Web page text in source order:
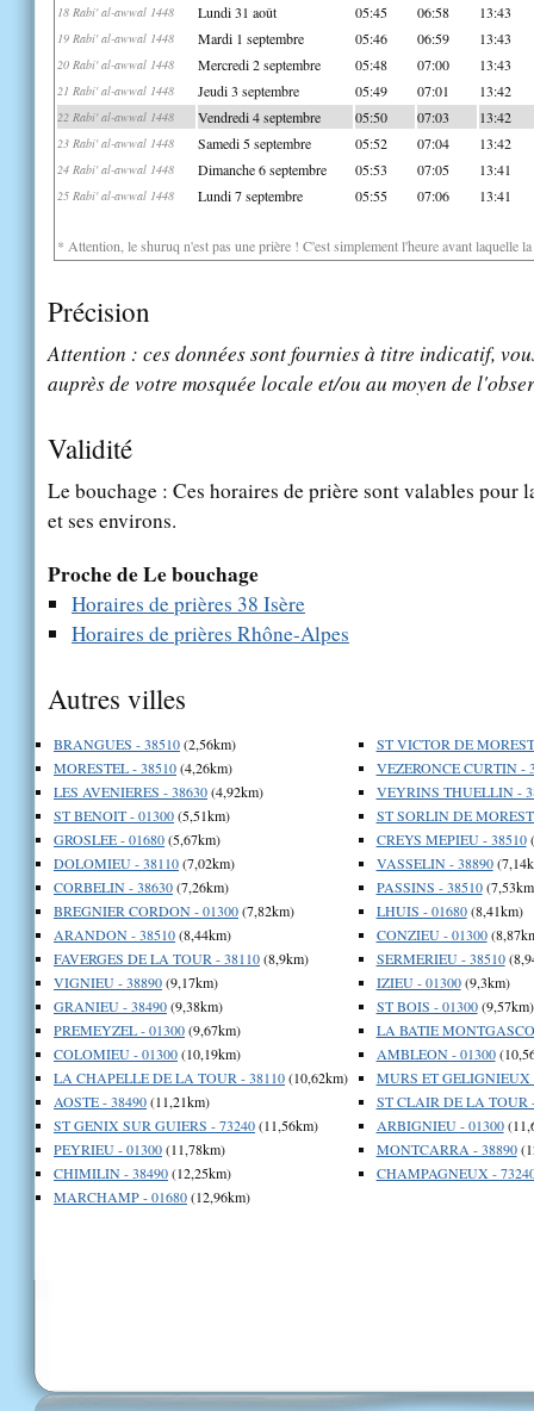
18 Rabi' al-awwal 1448 Lundi 31 août 05:45 06:58 13:43
19 Rabi' al-awwal 1448 Mardi 1 septembre 05:46 06:59 13:43
20 Rabi' al-awwal 1448 Mercredi 2 septembre 05:48 07:00 13:43
21 Rabi' al-awwal 1448 Jeudi 3 septembre 05:49 07:01 13:42
22 Rabi' al-awwal 1448 Vendredi 4 septembre 05:50 07:03 13:42
23 Rabi' al-awwal 1448 Samedi 5 septembre 05:52 07:04 13:42
24 Rabi' al-awwal 1448 Dimanche 6 septembre 05:53 07:05 13:41
25 Rabi' al-awwal 1448 Lundi 7 septembre 05:55 07:06 13:41
* Attention, le shuruq n'est pas une prière ! C'est simplement l'heure avant laquelle
Précision
Attention : ces données sont fournies à titre indicatif,
auprès de votre mosquée locale et/ou au moyen de
Validité
Le bouchage : Ces horaires de prière sont valables pour
et ses environs.
Proche de Le bouchage
Horaires de prières 38 Isère
Horaires de prières Rhône-Alpes
Autres villes
BRANGUES - 38510(2,56km)
MORESTEL - 38510(4,26km)
LES AVENIERES - 38630(4,92km)
ST BENOIT - 01300(5,51km)
GROSLEE - 01680(5,67km)
DOLOMIEU - 38110(7,02km)
CORBELIN - 38630(7,26km)
BREGNIER CORDON - 01300(7,82km)
ARANDON - 38510(8,44km)
FAVERGES DE LA TOUR - 38110(8,9km)
VIGNIEU - 38890(9,17km)
GRANIEU - 38490(9,38km)
PREMEYZEL - 01300(9,67km)
COLOMIEU - 01300(10,19km)
LA CHAPELLE DE LA TOUR - 38110(10,62km)
AOSTE - 38490(11,21km)
ST GENIX SUR GUIERS - 73240(11,56km)
PEYRIEU - 01300(11,78km)
CHIMILIN - 38490(12,25km)
MARCHAMP - 01680(12,96km)
ST VICTOR DE
VEZERONCE CURTIN -
VEYRINS THUELLIN -
ST SORLIN DE
CREYS MEPIEU - 38510
VASSELIN - 38890
PASSINS - 38510
LHUIS - 01680(8,41km)
CONZIEU - 01300
SERMERIEU - 38510
IZIEU - 01300(9,3km)
ST BOIS - 01300(9,57km)
LA BATIE
AMBLEON - 01300
MURS ET GELIGNIEUX
ST CLAIR DE LA TOUR
ARBIGNIEU - 01300
MONTCARRA - 38890
CHAMPAGNEUX -